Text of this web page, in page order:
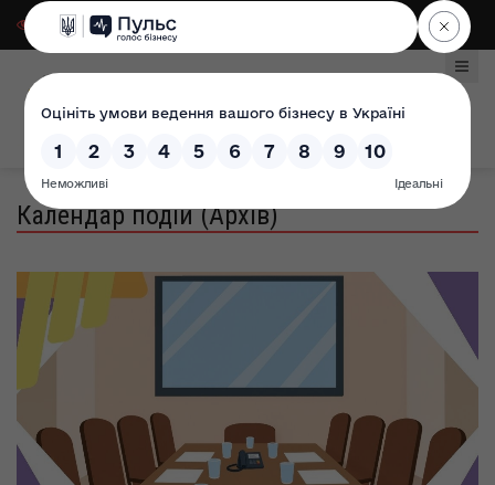
Для слабозорих|
Календар подій (Архів)